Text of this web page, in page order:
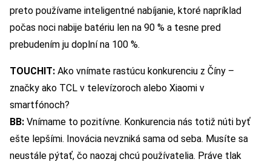
preto používame inteligentné nabíjanie, ktoré napríklad
počas noci nabije batériu len na 90 % a tesne pred
prebudením ju doplní na 100 %.
TOUCHIT: Ako vnímate rastúcu konkurenciu z Číny –
značky ako TCL v televízoroch alebo Xiaomi v
smartfónoch?
BB: Vnímame to pozitívne. Konkurencia nás totiž núti byť
ešte lepšími. Inovácia nevzniká sama od seba. Musíte sa
neustále pýtať, čo naozaj chcú používatelia. Práve tlak